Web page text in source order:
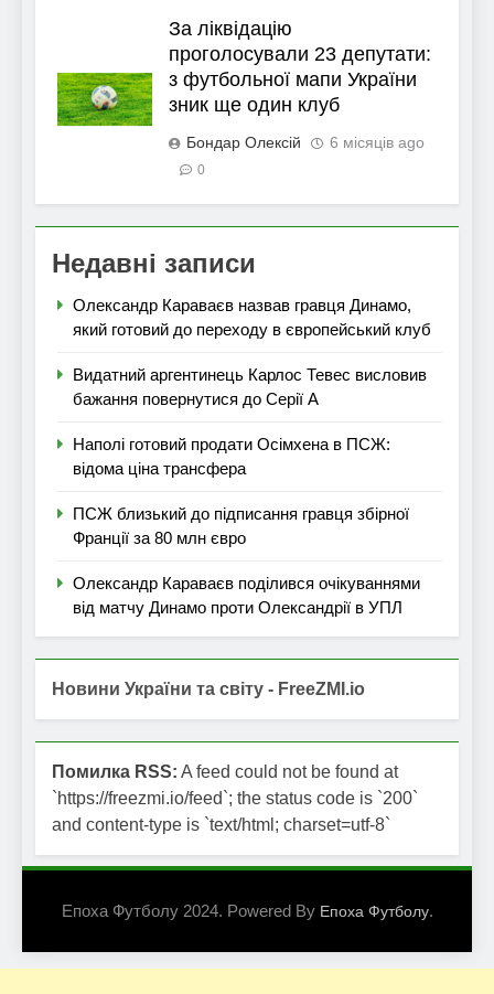
За ліквідацію
проголосували 23 депутати:
з футбольної мапи України
зник ще один клуб
Бондар Олексій 6 місяців ago
0
Недавні записи
Олександр Караваєв назвав гравця Динамо,
який готовий до переходу в європейський клуб
Видатний аргентинець Карлос Тевес висловив
бажання повернутися до Серії А
Наполі готовий продати Осімхена в ПСЖ:
відома ціна трансфера
ПСЖ близький до підписання гравця збірної
Франції за 80 млн євро
Олександр Караваєв поділився очікуваннями
від матчу Динамо проти Олександрії в УПЛ
Новини України та світу - FreeZMI.io
Помилка RSS: A feed could not be found at
`https://freezmi.io/feed`; the status code is `200`
and content-type is `text/html; charset=utf-8`
Епоха Футболу 2024. Powered By Епоха Футболу.